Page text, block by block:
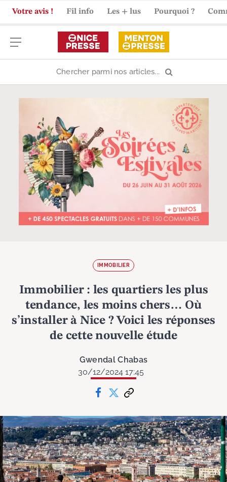
Votre avis ! Fil info Les + lus Pourquoi ?
IMMOBILIER
Immobilier : les quartiers les plus
tendance, les moins chers… Où
s’installer à Nice ? Voici les réponses
de cette nouvelle étude
Gwendal Chabas
30/12/2024 17:45